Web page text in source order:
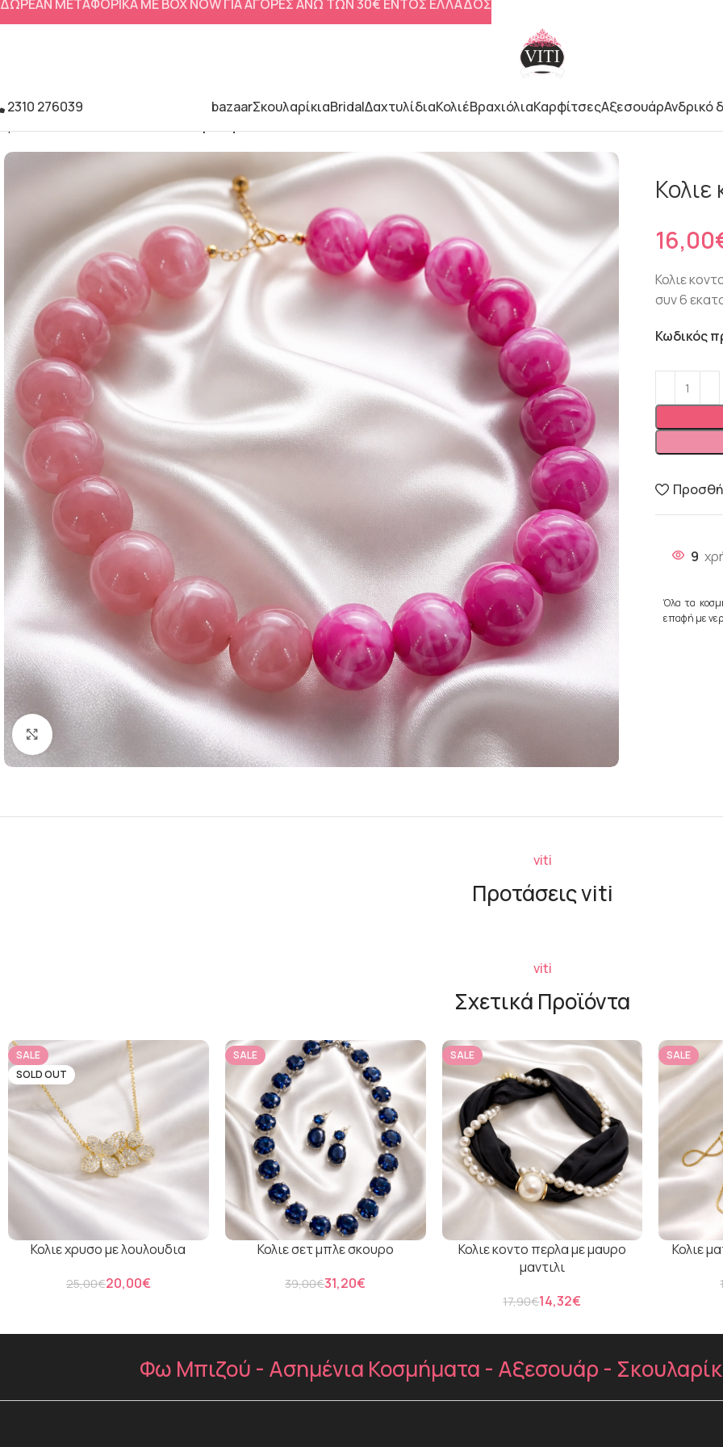
2310 276039 bazaarΣκουλαρίκιαBridalΔαχτυλίδιαΚολιέΒραχιόλιαΚαρφίτσεςΑξεσουάρΑνδρικό
Κολιε
συν 6
Κωδικός
9
Όλα τα
επαφή με
viti
Προτάσεις viti
viti
Σχετικά Προϊόντα
SALE
SOLD OUT
Κολιε χρυσο με λουλουδια
25,00€20,00€
SALE
Κολιε σετ μπλε σκουρο
39,00€31,20€
SALE
Κολιε κοντο περλα με μαυρο
μαντιλι
17,90€14,32€
SALE
Κολιε
Φω Μπιζού - Ασημένια Κοσμήματα - Αξεσουάρ -
ΔΩΡΕΑΝ ΜΕΤΑΦΟΡΙΚΑ ΜΕ BOX NOW ΓΙΑ ΑΓΟΡΕΣ ΑΝΩ ΤΩΝ 30€ ΕΝΤΟΣ ΕΛΛΑΔΟΣ